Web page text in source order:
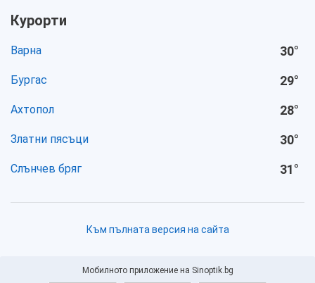
Курорти
Варна 30°
Бургас 29°
Ахтопол 28°
Златни пясъци 30°
Слънчев бряг 31°
Към пълната версия на сайта
Мобилното приложение на Sinoptik.bg